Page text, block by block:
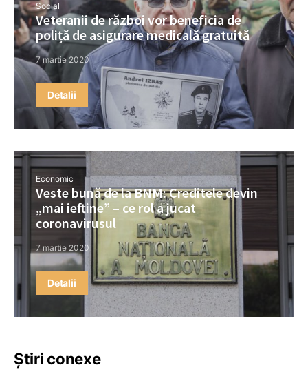
Social
Veteranii de război vor beneficia de
poliță de asigurare medicală gratuită
7 martie 2020
Detalii
Economic
Veste bună de la BNM: Creditele devin
„mai ieftine” – ce rol a jucat
coronavirusul
7 martie 2020
Detalii
Știri conexe